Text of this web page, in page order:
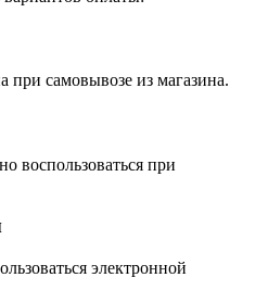
самовывозе из магазина.
воспользоваться при
электронной